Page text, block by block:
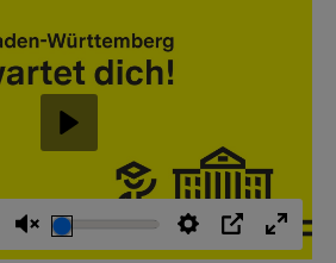
StummschaltungEinstellungen
PIP
Abspielen